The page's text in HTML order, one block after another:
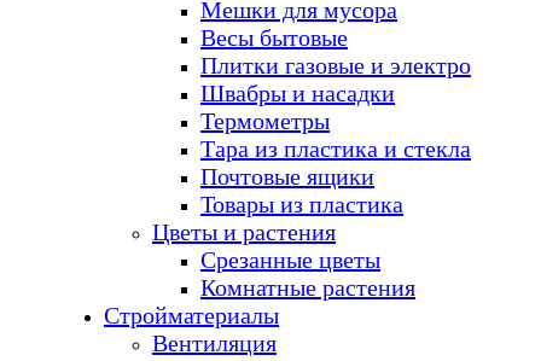
Мешки для мусора
Весы бытовые
Плитки газовые и электро
Швабры и насадки
Термометры
Тара из пластика и стекла
Почтовые ящики
Товары из пластика
Цветы и растения
Срезанные цветы
Комнатные растения
Стройматериалы
Вентиляция